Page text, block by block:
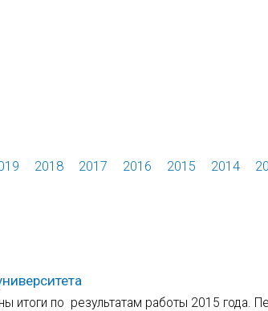
2018 2017 2016 2015 2014
итоги по результатам работы 2015 года.